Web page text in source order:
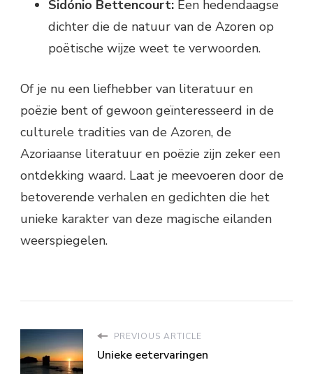
Sidónio Bettencourt: Een hedendaagse
dichter die de natuur van de Azoren op
poëtische wijze weet te verwoorden.
Of je nu een liefhebber van literatuur en
poëzie bent of gewoon geïnteresseerd in de
culturele tradities van de Azoren, de
Azoriaanse literatuur en poëzie zijn zeker een
ontdekking waard. Laat je meevoeren door de
betoverende verhalen en gedichten die het
unieke karakter van deze magische eilanden
weerspiegelen.
PREVIOUS ARTICLE
Unieke eetervaringen